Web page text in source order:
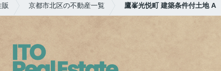
京都市北区の不動産一覧 鷹峯光悦町 建築条件付土地 A